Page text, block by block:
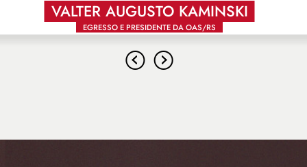
COMINETTI FAVARIN
EGRESSA E DEFENSORA PÚBLICA
VALTER AUGUSTO KAMINSKI
EGRESSO E PRESIDENTE DA OAS/RS
RAMONN FABRO
EGRESSO E SÓCIO DE ESCRITÓRIO DE ADVOCACIA